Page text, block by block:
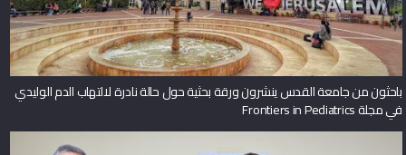
باحثون من جامعة القدس ينشرون ورقة بحثية حول حالة نادرة لالتهاب الدم الوليدي
في مجلة Frontiers in Pediatrics